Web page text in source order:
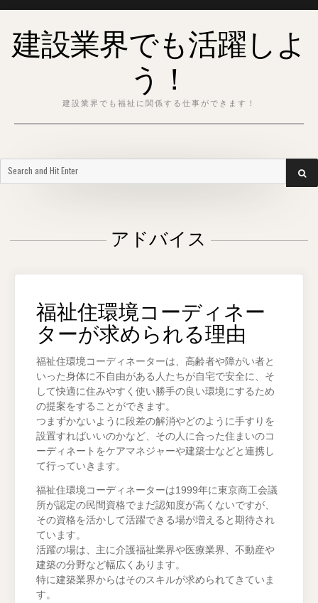
content建設業界でも活躍しよ
う！
建設業界でも福祉に関係する仕事ができます！
アドバイス
福祉住環境コーディネー
ターが求められる理由
福祉住環境コーディネーターは、高齢者や障がい者と
いった身体に不自由がある人たちが自宅で安全に、そ
して快適に住みやすく使い勝手の良い環境にするため
の提案をすることができます。
つまずかないように段差の解消やどのように手すりを
設置すればいいのかなど、その人に合った住まいのコ
ーディネートをケアマネジャーや建築士などと連携し
て行っていきます。
福祉住環境コーディネーターは1999年に東京商工会議
所が認定の民間資格でまだ認知度が高くないですが、
その資格を活かして活躍できる場が増えると期待され
ています。
活躍の場は、主に介護福祉業界や医療業界、不動産や
建築の分野など幅広くあります。
特に建築業界からはそのスキルが求められてきていま
す。